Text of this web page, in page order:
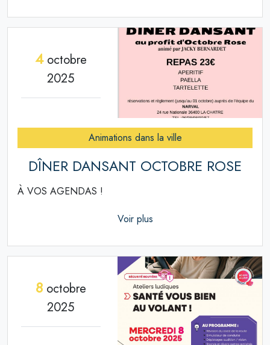
4octobre
2025
Animations dans la ville
DÎNER DANSANT OCTOBRE ROSE
À VOS AGENDAS !
Voir plus
8octobre
2025